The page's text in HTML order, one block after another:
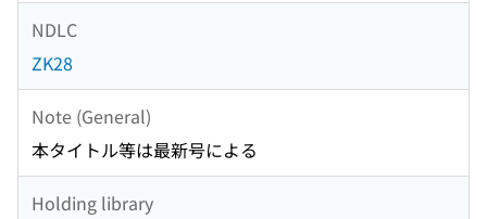
NDLC
ZK28
Note (General)
本タイトル等は最新号による
Holding library